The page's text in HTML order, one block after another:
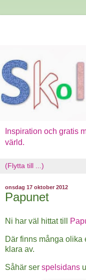
Inspiration och gratis
värld.
onsdag 17 oktober 2012
Papunet
Ni har väl hittat till
Där finns många
klara av.
Såhär ser spelsidans